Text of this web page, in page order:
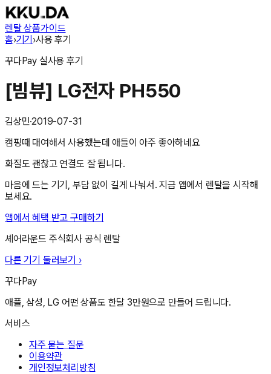
렌탈 상품가이드
홈›기기›사용 후기
꾸다Pay 실사용 후기
[빔뷰] LG전자 PH550
김상민·2019-07-31
캠핑때 대여해서 사용했는데 애들이 아주 좋아하네요
화질도 괜찮고 연결도 잘 됩니다.
마음에 드는 기기, 부담 없이 길게 나눠서. 지금 앱에서 렌탈을 시작해
보세요.
앱에서 혜택 받고 구매하기
셰어라운드 주식회사 공식 렌탈
다른 기기 둘러보기 ›
꾸다Pay
애플, 삼성, LG 어떤 상품도 한달 3만원으로 만들어 드립니다.
서비스
자주 묻는 질문
이용약관
개인정보처리방침